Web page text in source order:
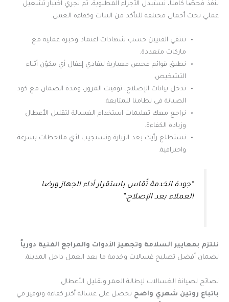
ننفّذ فحصًا كاملًا، نستبدل الأجزاء المطلوبة، ثم نُجري اختبار تشغيل
عملي تحت أحمال مختلفة للتأكد من الثبات وكفاءة العمل.
ننتقي الفنيين حسب شهادات اعتماد وخبرة عملية مع
ماركات متعددة.
نطبق قوائم فحص معيارية لتفادي إغفال أي مكوّن أثناء
التشخيص.
ندخل بيانات الإصلاح، توقيت المرور، ومدة الضمان مع كود
الصيانة في نظامنا للمتابعة.
نراجع معك تعليمات استخدام الغسالة لتقليل الأعطال
وزيادة الكفاءة.
نستطلع رأيك بعد الزيارة ونستجيب لأي ملاحظات بسرعة
واحترافية.
“جودة الخدمة تُقاس باستقرار أداء الجهاز ورضا
العملاء بعد الإصلاح.”
نلتزم بمعايير السلامة وتجهيز الأدوات والمراجع الفنية دورياً
لضمان أفضل تصليح غسالات وخدمة ما بعد العمل داخل المدينة.
نصائح لصيانة الغسالات لإطالة العمر وتقليل الأعطال
باتباع روتين شهري واضح تحصل على غسالة أكثر كفاءة وتوفير في